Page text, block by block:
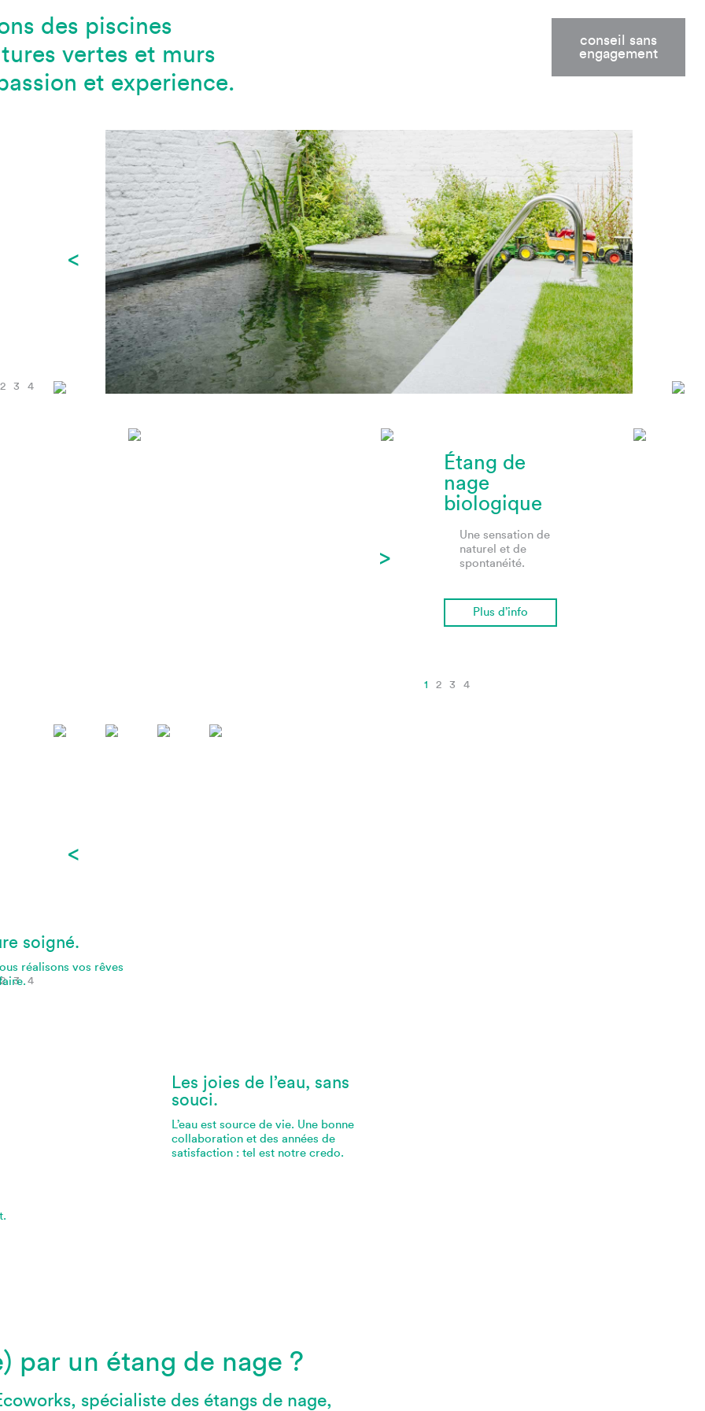
des piscines
vertes et murs
et experience.
conseil sans
engagement
2 3 4
<
Étang de
nage
biologique
Une sensation de
naturel et de
spontanéité.
Plus d’info
1 2 3 4
>
2 3 4
<
soigné.
réalisons vos rêves
Les joies de l’eau, sans
souci.
L’eau est source de vie. Une bonne
collaboration et des années de
satisfaction : tel est notre credo.
par un étang de nage ?
spécialiste des étangs de nage,